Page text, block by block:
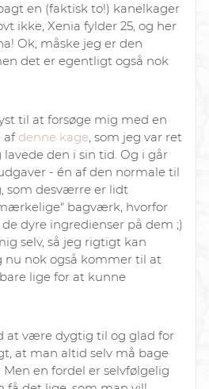
en (faktisk to!) kanelkager
ikke, Xenia fylder 25, og her
Ok, måske jeg er den
det er egentligt også nok
til at forsøge mig med en
af denne kage, som jeg var ret
den i sin tid. Og i går
- én af den normale til
som desværre er lidt
bagværk, hvorfor
dyre ingredienser på dem ;)
selv, så jeg rigtigt kan
nu nok også kommer til at
lige for at kunne
at være dygtig til og glad for
at man altid selv må bage
Men en fordel er selvfølgelig